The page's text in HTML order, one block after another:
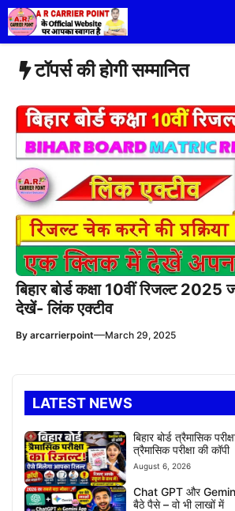
Skip
to
content
टॉपर्स की होगी सम्मानित
बिहार बोर्ड कक्षा 10वीं रिजल्ट
देखें- लिंक एक्टीव
By arcarrierpoint—March 29, 2025
LATEST NEWS
बिहार बोर्ड त्रैमासिक
त्रैमासिक परीक्षा की कॉपी
August 6, 2026
Chat GPT और
बैठे पैसे – वो भी लाखों में